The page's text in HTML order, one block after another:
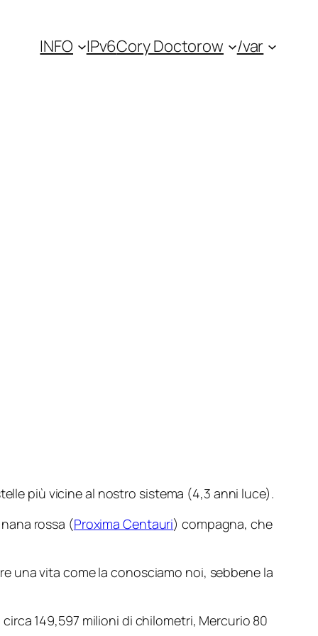
INFO IPv6Cory Doctorow /var
più vicine al nostro sistema (4,3 anni luce).
rossa (Proxima Centauri) compagna, che
una vita come la conosciamo noi, sebbene la
149,597 milioni di chilometri, Mercurio 80